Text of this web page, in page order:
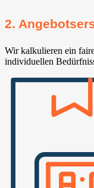
2.
Wir kalkulieren ein
individuellen